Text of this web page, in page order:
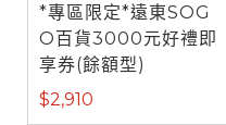
*專區限定*遠東SOG
O百貨3000元好禮即
享券(餘額型)
$2,910